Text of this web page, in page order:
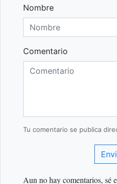
Nombre
Comentario
Tu comentario se publica
Aun no hay comentarios, sé